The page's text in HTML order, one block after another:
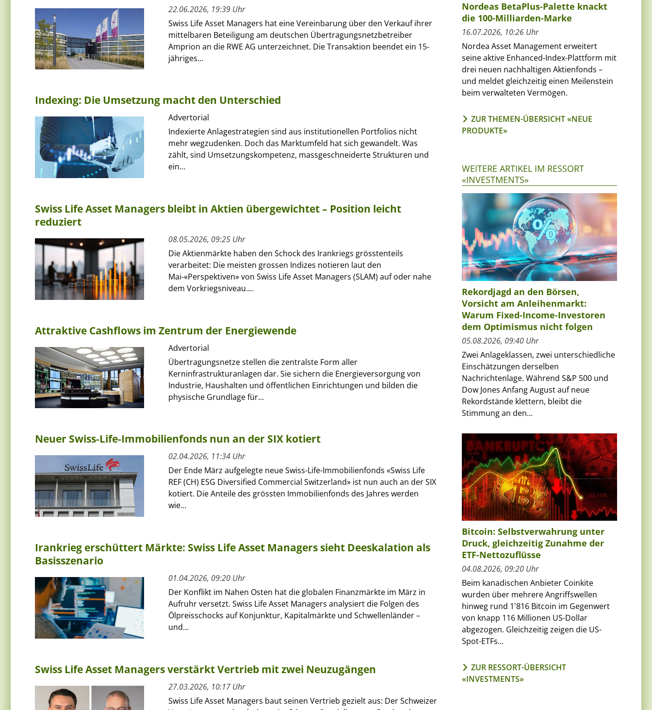
22.06.2026, 19:39 Uhr
Swiss Life Asset Managers hat eine Vereinbarung über den Verkauf ihrer
mittelbaren Beteiligung am deutschen Übertragungsnetzbetreiber
Amprion an die RWE AG unterzeichnet. Die Transaktion beendet ein 15-
jähriges...
Indexing: Die Umsetzung macht den Unterschied
Advertorial
Indexierte Anlagestrategien sind aus institutionellen Portfolios nicht
mehr wegzudenken. Doch das Marktumfeld hat sich gewandelt. Was
zählt, sind Umsetzungskompetenz, massgeschneiderte Strukturen und
ein...
Swiss Life Asset Managers bleibt in Aktien übergewichtet – Position leicht
reduziert
08.05.2026, 09:25 Uhr
Die Aktienmärkte haben den Schock des Irankriegs grösstenteils
verarbeitet: Die meisten grossen Indizes notieren laut den
Mai-«Perspektiven» von Swiss Life Asset Managers (SLAM) auf oder nahe
dem Vorkriegsniveau....
Attraktive Cashflows im Zentrum der Energiewende
Advertorial
Übertragungsnetze stellen die zentralste Form aller
Kerninfrastrukturanlagen dar. Sie sichern die Energieversorgung von
Industrie, Haushalten und öffentlichen Einrichtungen und bilden die
physische Grundlage für...
Neuer Swiss-Life-Immobilienfonds nun an der SIX kotiert
02.04.2026, 11:34 Uhr
Der Ende März aufgelegte neue Swiss-Life-Immobilienfonds «Swiss Life
REF (CH) ESG Diversified Commercial Switzerland» ist nun auch an der SIX
kotiert. Die Anteile des grössten Immobilienfonds des Jahres werden
wie...
Irankrieg erschüttert Märkte: Swiss Life Asset Managers sieht Deeskalation als
Basisszenario
01.04.2026, 09:20 Uhr
Der Konflikt im Nahen Osten hat die globalen Finanzmärkte im März in
Aufruhr versetzt. Swiss Life Asset Managers analysiert die Folgen des
Ölpreisschocks auf Konjunktur, Kapitalmärkte und Schwellenländer –
und...
Swiss Life Asset Managers verstärkt Vertrieb mit zwei Neuzugängen
27.03.2026, 10:17 Uhr
Swiss Life Asset Managers baut seinen Vertrieb gezielt aus: Der Schweizer
Nordeas BetaPlus-Palette knackt
die 100-Milliarden-Marke
16.07.2026, 10:26 Uhr
Nordea Asset Management erweitert
seine aktive Enhanced-Index-Plattform mit
drei neuen nachhaltigen Aktienfonds –
und meldet gleichzeitig einen Meilenstein
beim verwalteten Vermögen.
ZUR THEMEN-ÜBERSICHT «NEUE
PRODUKTE»
WEITERE ARTIKEL IM RESSORT
«INVESTMENTS»
Rekordjagd an den Börsen,
Vorsicht am Anleihenmarkt:
Warum Fixed-Income-Investoren
dem Optimismus nicht folgen
05.08.2026, 09:40 Uhr
Zwei Anlageklassen, zwei unterschiedliche
Einschätzungen derselben
Nachrichtenlage. Während S&P 500 und
Dow Jones Anfang August auf neue
Rekordstände klettern, bleibt die
Stimmung an den...
Bitcoin: Selbstverwahrung unter
Druck, gleichzeitig Zunahme der
ETF-Nettozuflüsse
04.08.2026, 09:20 Uhr
Beim kanadischen Anbieter Coinkite
wurden über mehrere Angriffswellen
hinweg rund 1'816 Bitcoin im Gegenwert
von knapp 116 Millionen US-Dollar
abgezogen. Gleichzeitig zeigen die US-
Spot-ETFs...
ZUR RESSORT-ÜBERSICHT
«INVESTMENTS»